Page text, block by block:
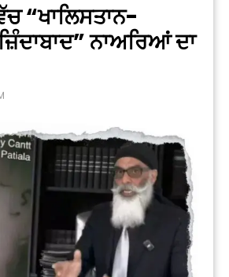
“ਖਾਲਿਸਤਾਨ-
ਨਾਅਰਿਆਂ ਦਾ